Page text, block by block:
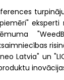
eksperti
Latvia" un